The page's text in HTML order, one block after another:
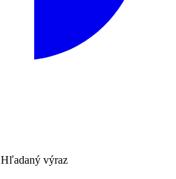
Hľadaný výraz